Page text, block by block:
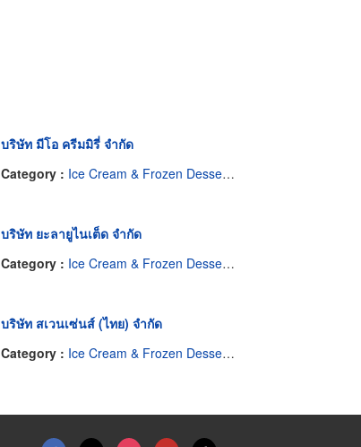
บริษัท มีโอ ครีมมิรี่ จำกัด
Category : Ice Cream & Frozen Desserts-Manufacturers & Distributors
บริษัท ยะลายูไนเต็ด จำกัด
Category : Ice Cream & Frozen Desserts-Manufacturers & Distributors
บริษัท สเวนเซ่นส์ (ไทย) จำกัด
Category : Ice Cream & Frozen Desserts-Manufacturers & Distributors